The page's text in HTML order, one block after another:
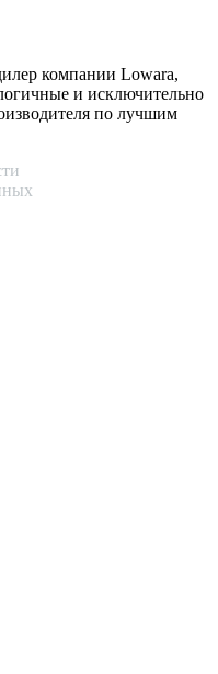
компании Lowara,
и исключительно
по лучшим